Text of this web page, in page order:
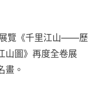
覽《千里江山——歷
山圖》再度全卷展
畫。